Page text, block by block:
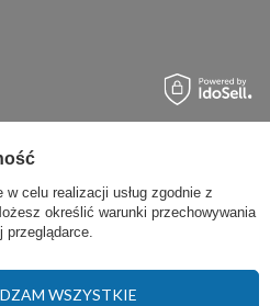
celu realizacji usług zgodnie z
określić warunki przechowywania
przeglądarce.
WSZYSTKIE